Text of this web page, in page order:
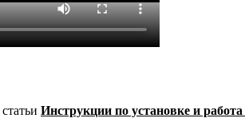
статьи Инструкции по установке и работа